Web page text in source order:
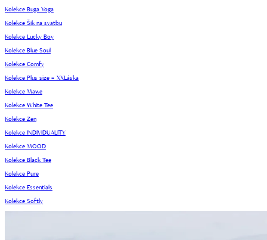
Kolekce Buga Yoga
Kolekce Šik na svatbu
Kolekce Lucky Boy
Kolekce Blue Soul
Kolekce Comfy
Kolekce Plus size = XXLáska
Kolekce Mawe
Kolekce White Tee
Kolekce Zen
Kolekce INDIVIDUALITY
Kolekce MOOD
Kolekce Black Tee
Kolekce Pure
Kolekce Essentials
Kolekce Softly